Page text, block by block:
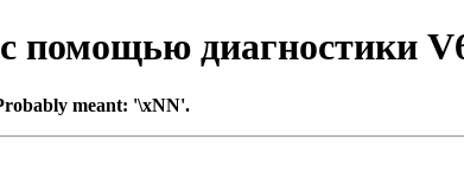
диагностики
meant: '\xNN'.